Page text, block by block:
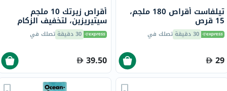
تيلفاست أقراص 180 ملجم،
15 قرص
30 دقيقة تصلك في
29
أقراص زيرتك 10 ملجم
سيتيريزين، لتخفيف الزكام
والحساسية، 20 قرص
30 دقيقة تصلك في
39.50